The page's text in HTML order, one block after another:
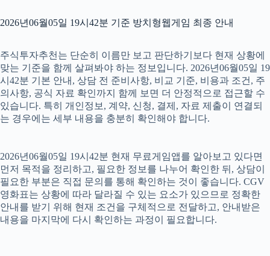
2026년06월05일 19시42분 기준 방치형웹게임 최종 안내
주식투자추천는 단순히 이름만 보고 판단하기보다 현재 상황에
맞는 기준을 함께 살펴봐야 하는 정보입니다. 2026년06월05일 19
시42분 기본 안내, 상담 전 준비사항, 비교 기준, 비용과 조건, 주
의사항, 공식 자료 확인까지 함께 보면 더 안정적으로 접근할 수
있습니다. 특히 개인정보, 계약, 신청, 결제, 자료 제출이 연결되
는 경우에는 세부 내용을 충분히 확인해야 합니다.
2026년06월05일 19시42분 현재 무료게임앱를 알아보고 있다면
먼저 목적을 정리하고, 필요한 정보를 나누어 확인한 뒤, 상담이
필요한 부분은 직접 문의를 통해 확인하는 것이 좋습니다. CGV
영화표는 상황에 따라 달라질 수 있는 요소가 있으므로 정확한
안내를 받기 위해 현재 조건을 구체적으로 전달하고, 안내받은
내용을 마지막에 다시 확인하는 과정이 필요합니다.